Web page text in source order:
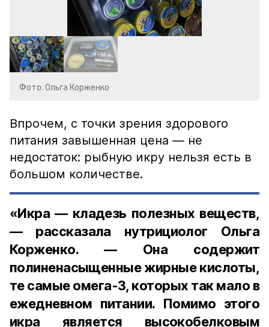
Фото: Ольга Корженко
Впрочем, с точки зрения здорового
питания завышенная цена — не
недостаток: рыбную икру нельзя есть в
большом количестве.
«Икра — кладезь полезных веществ,
— рассказала нутрициолог Ольга
Корженко. — Она содержит
полиненасыщенные жирные кислоты,
те самые омега-3, которых так мало в
ежедневном питании. Помимо этого
икра является высокобелковым